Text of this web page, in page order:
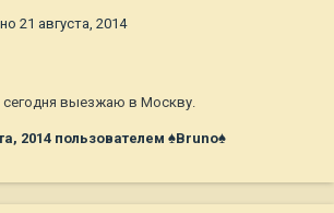
21 августа, 2014
сегодня выезжаю в Москву.
2014 пользователем ♠Bruno♠